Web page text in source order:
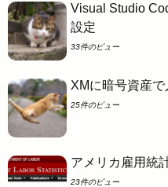
Visual Studio
設定
33件のビュー
XMに暗号資産で
25件のビュー
アメリカ雇用統
23件のビュー